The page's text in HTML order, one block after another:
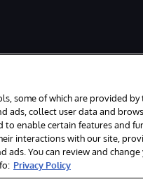
Boston, MA. 系联软件（北
some of which are provided
ads, collect user data and
enable certain features and
interactions with our site,
ads. You can review and
Privacy Policy